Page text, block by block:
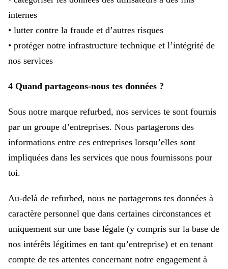
internes
• lutter contre la fraude et d’autres risques
• protéger notre infrastructure technique et l’intégrité de
nos services
4 Quand partageons-nous tes données ?
Sous notre marque refurbed, nos services te sont fournis
par un groupe d’entreprises. Nous partagerons des
informations entre ces entreprises lorsqu’elles sont
impliquées dans les services que nous fournissons pour
toi.
Au-delà de refurbed, nous ne partagerons tes données à
caractère personnel que dans certaines circonstances et
uniquement sur une base légale (y compris sur la base de
nos intérêts légitimes en tant qu’entreprise) et en tenant
compte de tes attentes concernant notre engagement à